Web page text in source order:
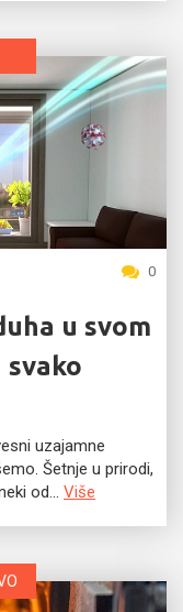
0
u svom
svako
uzajamne
Šetnje u prirodi,
od... Više